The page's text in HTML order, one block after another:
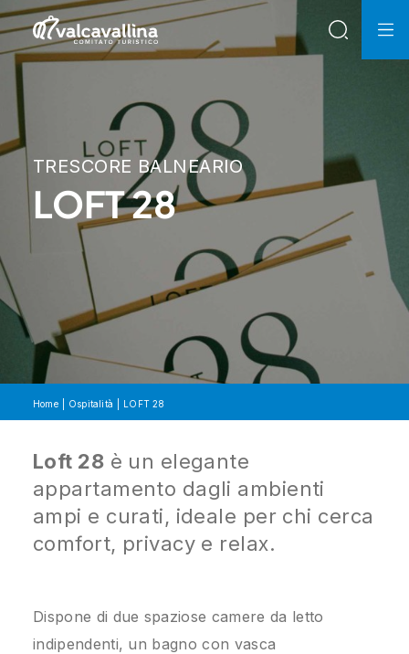
TRESCORE BALNEARIO
LOFT 28
Home Ospitalità LOFT 28
Loft 28 è un elegante
appartamento dagli ambienti
ampi e curati, ideale per chi cerca
comfort, privacy e relax.
Dispone di due spaziose camere da letto
indipendenti, un bagno con vasca